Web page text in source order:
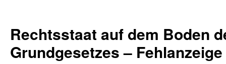
springen
Rechtsstaat auf dem Boden
Grundgesetzes –